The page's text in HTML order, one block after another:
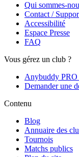
Qui sommes-
Contact /
Accessibilité
Espace Presse
FAQ
Vous gérez un club ?
Anybuddy PRO
Demander une
Contenu
Blog
Annuaire des
Tournois
Matchs publics